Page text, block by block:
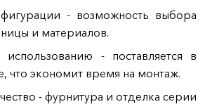
- возможность выбора
и материалов.
использованию - поставляется в
что экономит время на монтаж.
- фурнитура и отделка серии